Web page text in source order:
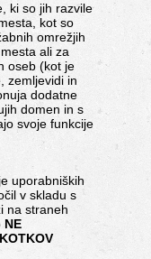
ki so jih razvile
kot so
omrežjih
ali za
oseb (kot je
zemljevidi in
dodatne
domen in s
svoje funkcije
uporabniških
v skladu s
na straneh
NE